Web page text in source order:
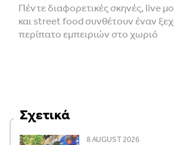
Πέντε διαφορετικές σκηνές, live
και street food συνθέτουν έναν
περίπατο εμπειριών στο χωριό
Σχετικά
8 AUGUST 2026